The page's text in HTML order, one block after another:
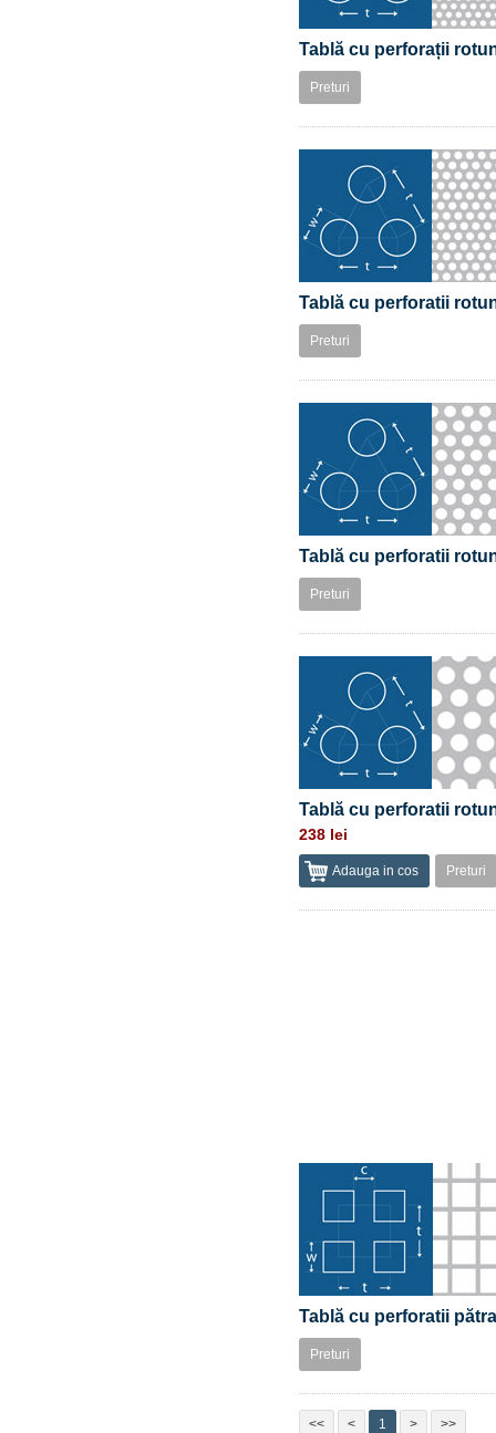
Tablă cu perforații
Preturi
Tablă cu perforatii
Preturi
Tablă cu perforatii
Preturi
Tablă cu perforatii
238 lei
Adauga in cos Preturi
Tablă cu perforatii
Preturi
<< < 1 > >>